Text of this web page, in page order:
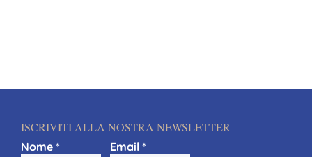
ISCRIVITI ALLA NOSTRA NEWSLETTER
Nome * Email*